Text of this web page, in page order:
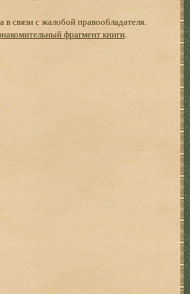
в связи с жалобой правообладателя.
фрагмент книги.